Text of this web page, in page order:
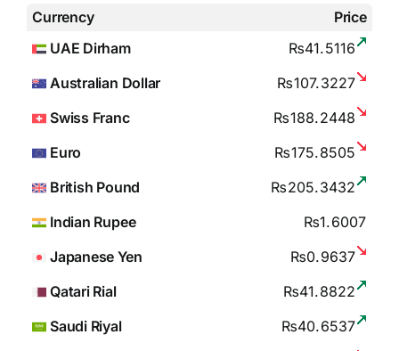
Currency
Price
UAE Dirham
₨41.5116
Australian Dollar
₨107.3227
Swiss Franc
₨188.2448
Euro
₨175.8505
British Pound
₨205.3432
Indian Rupee
₨1.6007
Japanese Yen
₨0.9637
Qatari Rial
₨41.8822
Saudi Riyal
₨40.6537